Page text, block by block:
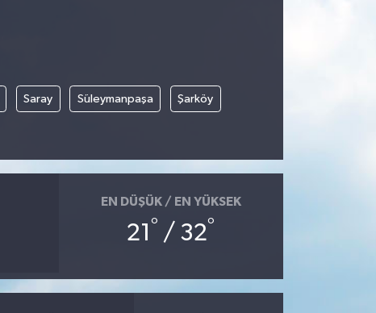
Saray Süleymanpaşa Şarköy
EN DÜŞÜK / EN YÜKSEK
21 ° / 32°